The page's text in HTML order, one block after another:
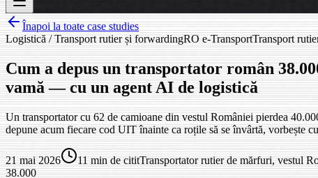
Înapoi la toate case studies
Logistică / Transport rutier și forwardingRO e-TransportTransport
Cum a depus un transportator român
vamă — cu un agent AI de logistică
Un transportator cu 62 de camioane din vestul României pierdea
depune acum fiecare cod UIT înainte ca roțile să se învârtă,
21 mai 2026 11 min de cititTransportator rutier de mărfuri, vestul
38.000